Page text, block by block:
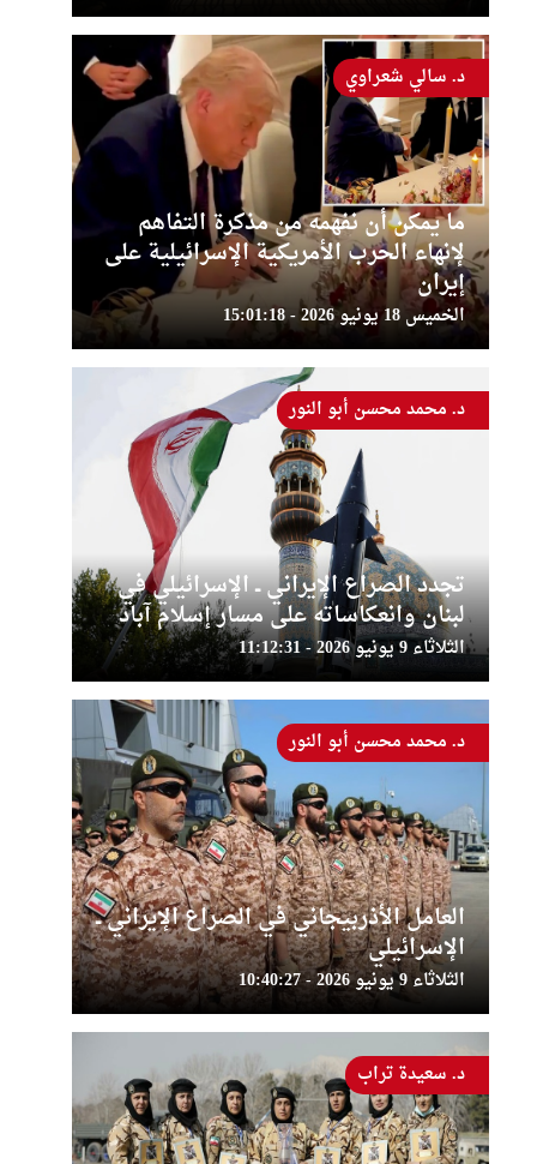
ما يمكن أن نفهمه من مذكرة التفاهم
لإنهاء الحرب الأمريكية الإسرائيلية على
إيران
الخميس 18 يونيو 2026 - 15:01:18
د. سالي شعراوي
تجدد الصراع الإيراني ــ الإسرائيلي في
لبنان وانعكاساته على مسار إسلام آباد
الثلاثاء 9 يونيو 2026 - 11:12:31
د. محمد محسن أبو النور
العامل الأذربيجاني في الصراع الإيراني ــ
الإسرائيلي
الثلاثاء 9 يونيو 2026 - 10:40:27
د. محمد محسن أبو النور
د. سعيدة تراب